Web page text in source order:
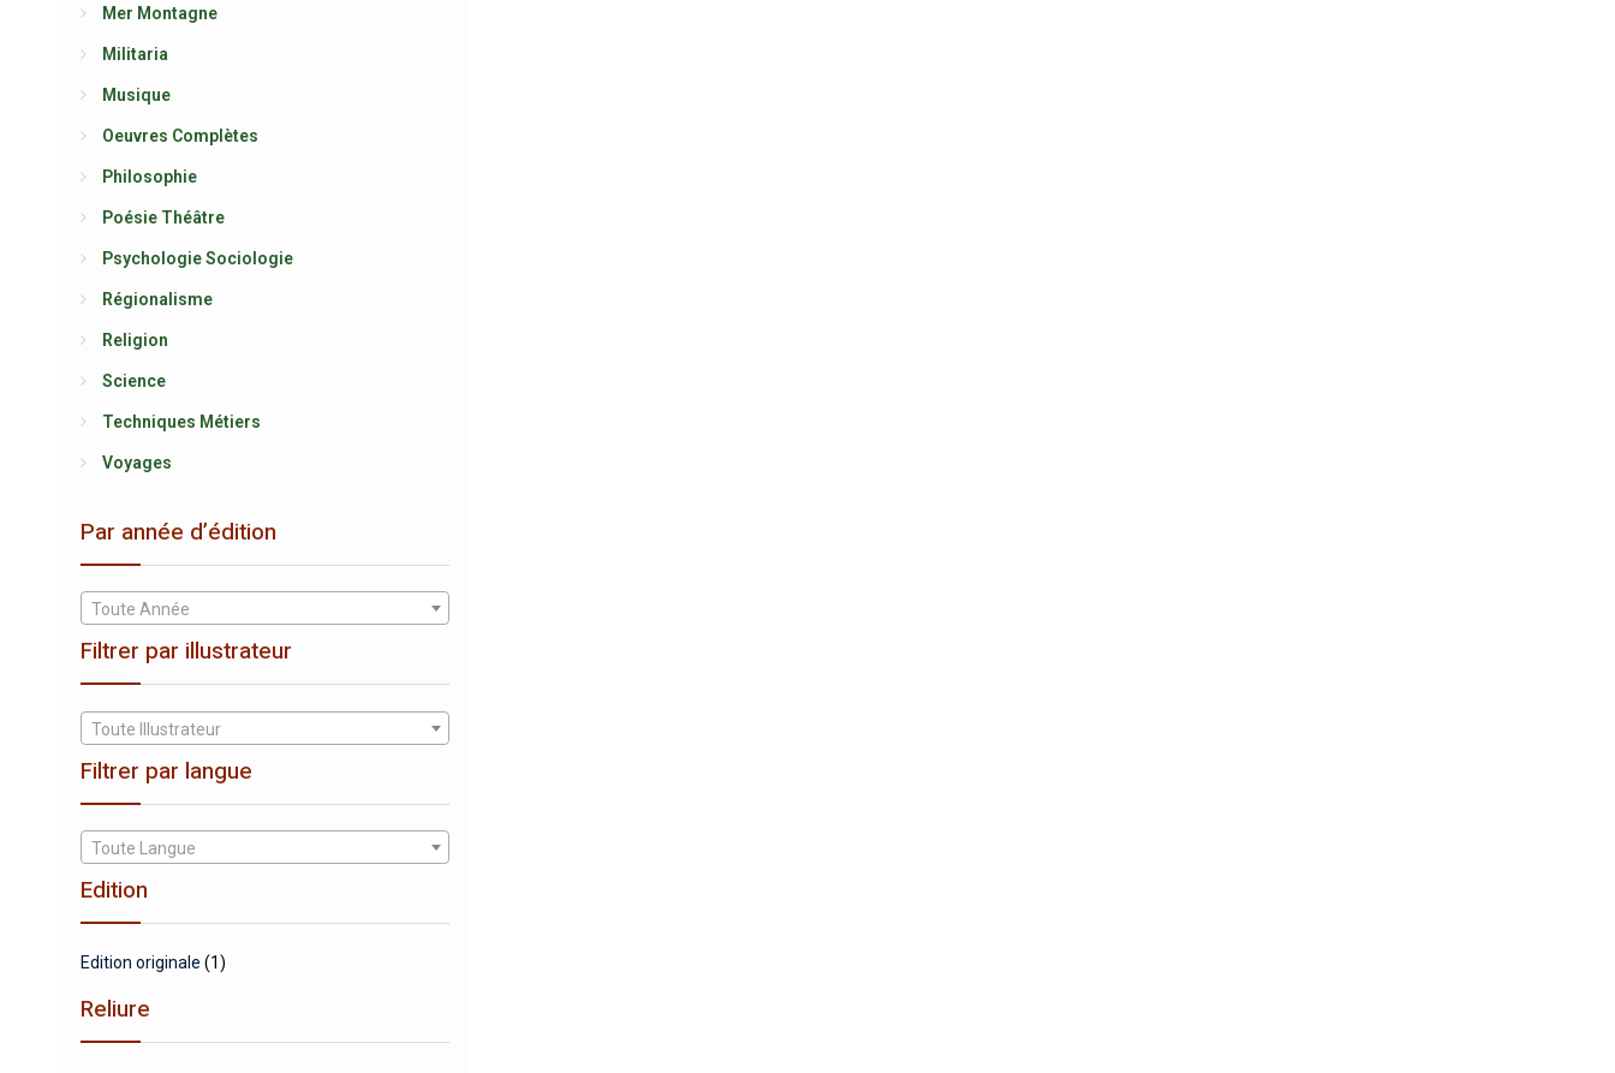
Mer Montagne
Militaria
Musique
Oeuvres Complètes
Philosophie
Poésie Théâtre
Psychologie Sociologie
Régionalisme
Religion
Science
Techniques Métiers
Voyages
Par année d’édition
Toute Année
Filtrer par illustrateur
Toute Illustrateur
Filtrer par langue
Toute Langue
Edition
Edition originale (1)
Reliure